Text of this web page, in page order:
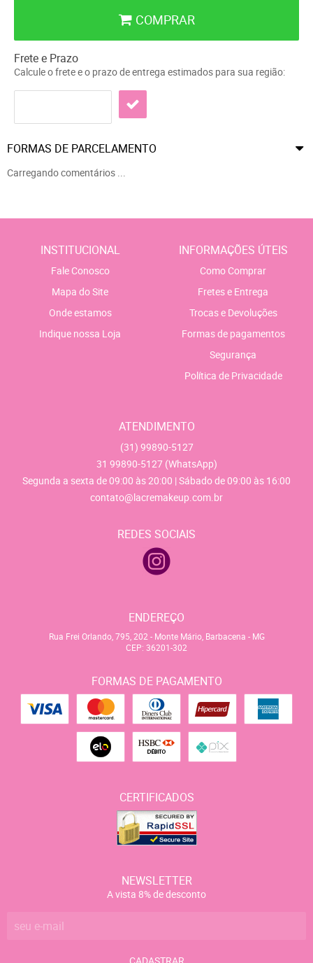
COMPRAR
Frete e Prazo
Calcule o frete e o prazo de entrega estimados para sua região:
FORMAS DE PARCELAMENTO
Carregando comentários ...
INSTITUCIONAL
Fale Conosco
Mapa do Site
Onde estamos
Indique nossa Loja
INFORMAÇÕES ÚTEIS
Como Comprar
Fretes e Entrega
Trocas e Devoluções
Formas de pagamentos
Segurança
Política de Privacidade
ATENDIMENTO
(31) 99890-5127
31 99890-5127 (WhatsApp)
Segunda a sexta de 09:00 às 20:00 | Sábado de 09:00 às 16:00
contato@lacremakeup.com.br
REDES SOCIAIS
ENDEREÇO
Rua Frei Orlando, 795, 202 - Monte Mário, Barbacena - MG
CEP: 36201-302
FORMAS DE PAGAMENTO
CERTIFICADOS
NEWSLETTER
A vista 8% de desconto
CADASTRAR